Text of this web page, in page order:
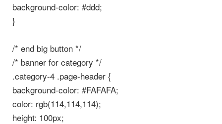
background-color: #ddd;
}
/* end big button */
/* banner for category */
.category-4 .page-header {
background-color: #FAFAFA;
color: rgb(114,114,114);
height: 100px;